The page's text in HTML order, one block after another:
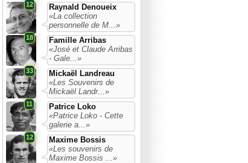
12
Raynald Denoueix
«La collection
personnelle de M...»
18
Famille Arribas
«José et Claude Arribas
- Gale...»
33
Mickaël Landreau
«Les Souvenirs de
Mickaël Landr...»
11
Patrice Loko
«Patrice Loko - Cette
galerie a...»
12
Maxime Bossis
«Les souvenirs de
Maxime Bossis ...»